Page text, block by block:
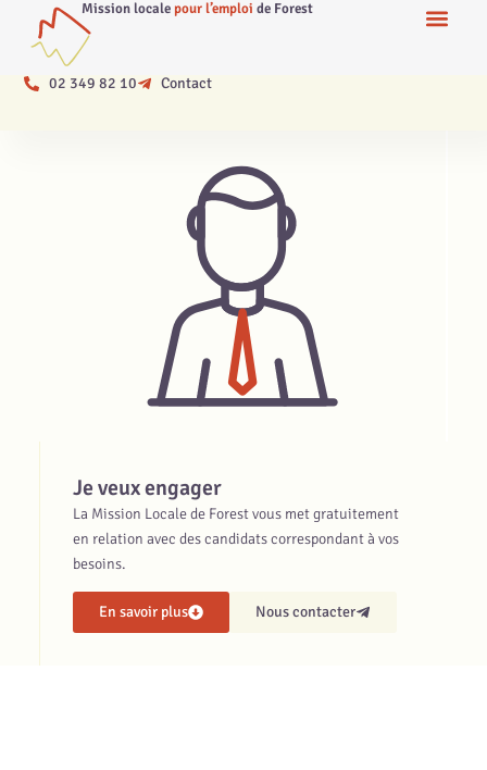
Mission localepour l’emploide Forest
02 349 82 10 Contact
Je veux engager
La Mission Locale de Forest vous met gratuitement
en relation avec des candidats correspondant à vos
besoins.
En savoir plus Nous contacter